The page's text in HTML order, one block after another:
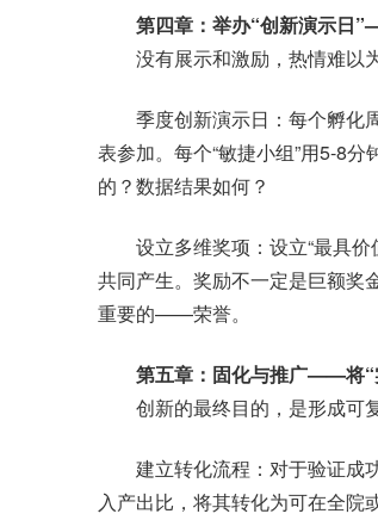
第四章：举办“创新演示日
没有展示和激励，热情难以为
季度创新演示日：每个孵化周
表参加。每个“敏捷小组”用5-8
的？数据结果如何？
设立多维奖项：设立“最具价
共同产生。奖励不一定是巨额奖
重要的——荣誉。
第五章：固化与推广——将“
创新的最终目的，是形成可复
建立转化流程：对于验证成功
入产出比，将其转化为可在全院